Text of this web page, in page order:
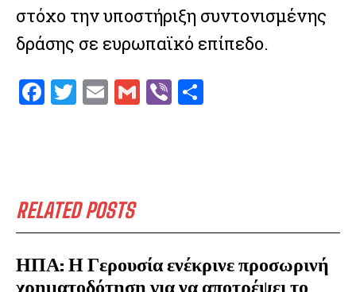
RELATED POSTS
ΗΠΑ: Η Γερουσία ενέκρινε προσωρινή
χρηματοδότηση για να αποτρέψει το
στόχο την υποστήριξη συντονισμένης
δράσης σε ευρωπαϊκό επίπεδο.
F
o
o
k
T
r
E G V